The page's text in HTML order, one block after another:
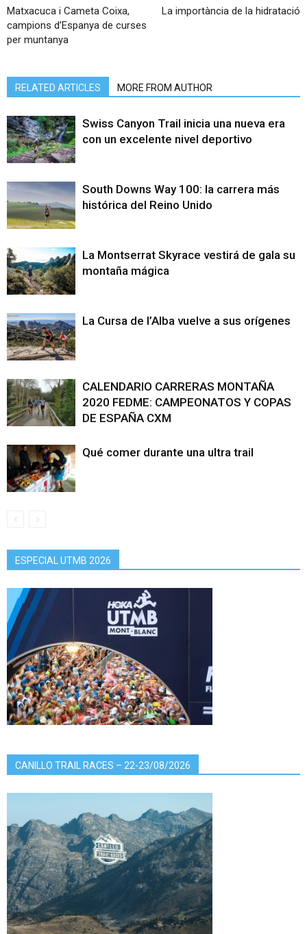
Matxacuca i Cameta Coixa,
campions d’Espanya de curses
per muntanya
La importància de la hidratació
RELATED ARTICLES MORE FROM AUTHOR
Swiss Canyon Trail inicia una nueva era
con un excelente nivel deportivo
South Downs Way 100: la carrera más
histórica del Reino Unido
La Montserrat Skyrace vestirá de gala su
montaña mágica
La Cursa de l’Alba vuelve a sus orígenes
CALENDARIO CARRERAS MONTAÑA
2020 FEDME: CAMPEONATOS Y COPAS
DE ESPAÑA CXM
Qué comer durante una ultra trail
ESPECIAL UTMB 2026
CANILLO TRAIL RACES – 22-23/08/2026